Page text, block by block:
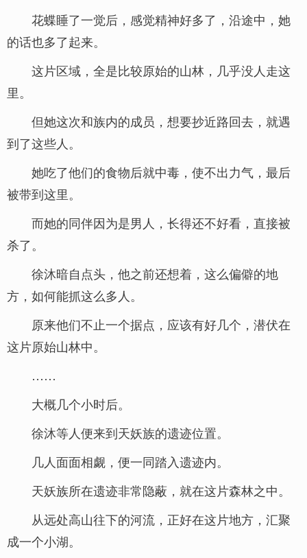
花蝶睡了一觉后，感觉精神好多了，沿途中，她
的话也多了起来。
这片区域，全是比较原始的山林，几乎没人走这
里。
但她这次和族内的成员，想要抄近路回去，就遇
到了这些人。
她吃了他们的食物后就中毒，使不出力气，最后
被带到这里。
而她的同伴因为是男人，长得还不好看，直接被
杀了。
徐沐暗自点头，他之前还想着，这么偏僻的地
方，如何能抓这么多人。
原来他们不止一个据点，应该有好几个，潜伏在
这片原始山林中。
……
大概几个小时后。
徐沐等人便来到天妖族的遗迹位置。
几人面面相觑，便一同踏入遗迹内。
天妖族所在遗迹非常隐蔽，就在这片森林之中。
从远处高山往下的河流，正好在这片地方，汇聚
成一个小湖。